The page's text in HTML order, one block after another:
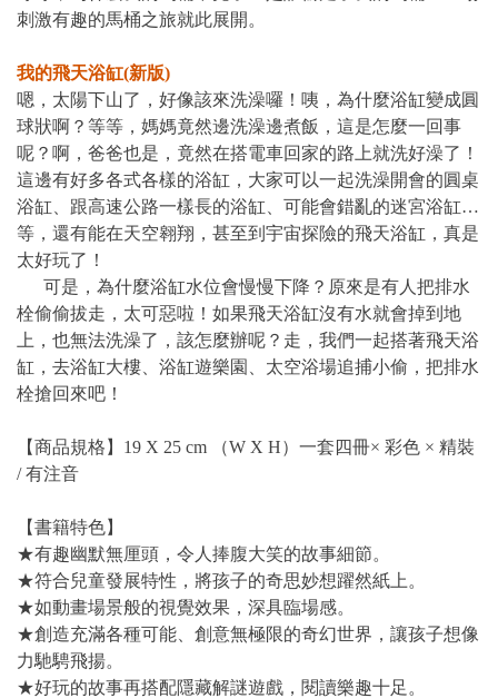
刺激有趣的馬桶之旅就此展開。
我的飛天浴缸(新版)
嗯，太陽下山了，好像該來洗澡囉！咦，為什麼浴缸變成圓
球狀啊？等等，媽媽竟然邊洗澡邊煮飯，這是怎麼一回事
呢？啊，爸爸也是，竟然在搭電車回家的路上就洗好澡了！
這邊有好多各式各樣的浴缸，大家可以一起洗澡開會的圓桌
浴缸、跟高速公路一樣長的浴缸、可能會錯亂的迷宮浴缸…
等，還有能在天空翱翔，甚至到宇宙探險的飛天浴缸，真是
太好玩了！
可是，為什麼浴缸水位會慢慢下降？原來是有人把排水
栓偷偷拔走，太可惡啦！如果飛天浴缸沒有水就會掉到地
上，也無法洗澡了，該怎麼辦呢？走，我們一起搭著飛天浴
缸，去浴缸大樓、浴缸遊樂園、太空浴場追捕小偷，把排水
栓搶回來吧！
【商品規格】19 X 25 cm （W X H）一套四冊× 彩色 × 精裝
/ 有注音
【書籍特色】
★有趣幽默無厘頭，令人捧腹大笑的故事細節。
★符合兒童發展特性，將孩子的奇思妙想躍然紙上。
★如動畫場景般的視覺效果，深具臨場感。
★創造充滿各種可能、創意無極限的奇幻世界，讓孩子想像
力馳騁飛揚。
★好玩的故事再搭配隱藏解謎遊戲，閱讀樂趣十足。